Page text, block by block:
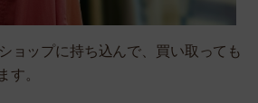
ョップに持ち込んで、買い取っても
す。